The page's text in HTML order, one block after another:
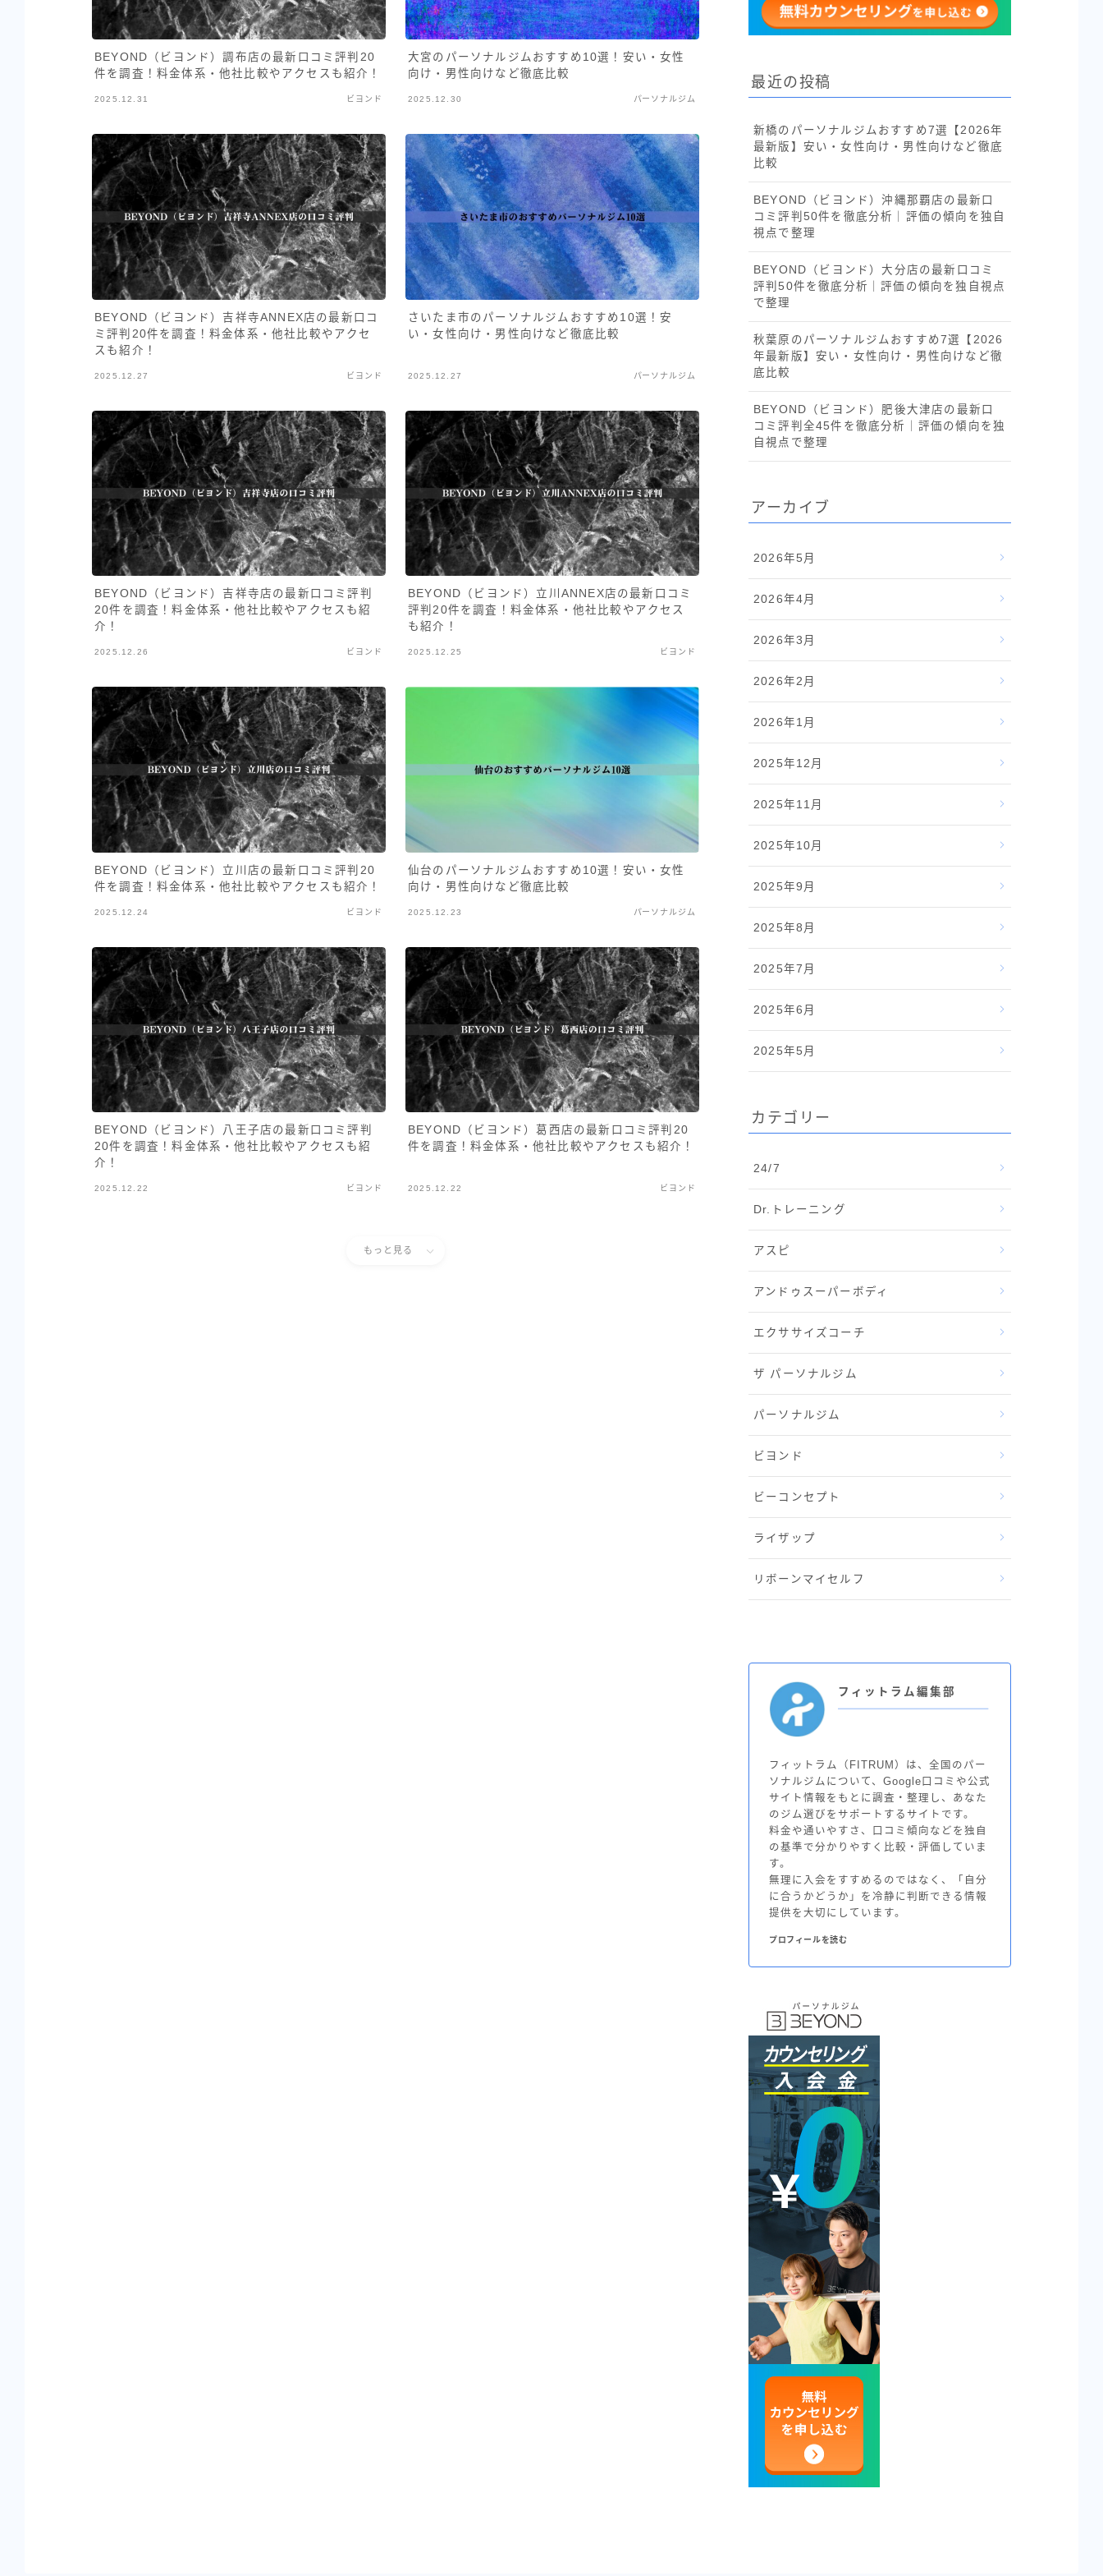
BEYOND（ビヨンド）調布店の最新口コミ評判20
件を調査！料金体系・他社比較やアクセスも紹介！
2025.12.31 ビヨンド
大宮のパーソナルジムおすすめ10選！安い・女性
向け・男性向けなど徹底比較
2025.12.30 パーソナルジム
BEYOND（ビヨンド）吉祥寺ANNEX店の最新口コ
ミ評判20件を調査！料金体系・他社比較やアクセ
スも紹介！
2025.12.27 ビヨンド
さいたま市のパーソナルジムおすすめ10選！安
い・女性向け・男性向けなど徹底比較
2025.12.27 パーソナルジム
BEYOND（ビヨンド）吉祥寺店の最新口コミ評判
20件を調査！料金体系・他社比較やアクセスも紹
介！
2025.12.26 ビヨンド
BEYOND（ビヨンド）立川ANNEX店の最新口コミ
評判20件を調査！料金体系・他社比較やアクセス
も紹介！
2025.12.25 ビヨンド
BEYOND（ビヨンド）立川店の最新口コミ評判20
件を調査！料金体系・他社比較やアクセスも紹介！
2025.12.24 ビヨンド
仙台のパーソナルジムおすすめ10選！安い・女性
向け・男性向けなど徹底比較
2025.12.23 パーソナルジム
BEYOND（ビヨンド）八王子店の最新口コミ評判
20件を調査！料金体系・他社比較やアクセスも紹
介！
2025.12.22 ビヨンド
BEYOND（ビヨンド）葛西店の最新口コミ評判20
件を調査！料金体系・他社比較やアクセスも紹介！
2025.12.22 ビヨンド
もっと見る
最近の投稿
新橋のパーソナルジムおすすめ7選【2026年
最新版】安い・女性向け・男性向けなど徹底
比較
BEYOND（ビヨンド）沖縄那覇店の最新口
コミ評判50件を徹底分析｜評価の傾向を独自
視点で整理
BEYOND（ビヨンド）大分店の最新口コミ
評判50件を徹底分析｜評価の傾向を独自視点
で整理
秋葉原のパーソナルジムおすすめ7選【2026
年最新版】安い・女性向け・男性向けなど徹
底比較
BEYOND（ビヨンド）肥後大津店の最新口
コミ評判全45件を徹底分析｜評価の傾向を独
自視点で整理
アーカイブ
2026年5月
2026年4月
2026年3月
2026年2月
2026年1月
2025年12月
2025年11月
2025年10月
2025年9月
2025年8月
2025年7月
2025年6月
2025年5月
カテゴリー
24/7
Dr.トレーニング
アスピ
アンドゥスーパーボディ
エクササイズコーチ
ザ パーソナルジム
パーソナルジム
ビヨンド
ビーコンセプト
ライザップ
リボーンマイセルフ
フィットラム編集部
フィットラム（FITRUM）は、全国のパー
ソナルジムについて、Google口コミや公式
サイト情報をもとに調査・整理し、あなた
のジム選びをサポートするサイトです。
料金や通いやすさ、口コミ傾向などを独自
の基準で分かりやすく比較・評価していま
す。
無理に入会をすすめるのではなく、「自分
に合うかどうか」を冷静に判断できる情報
提供を大切にしています。
プロフィールを読む